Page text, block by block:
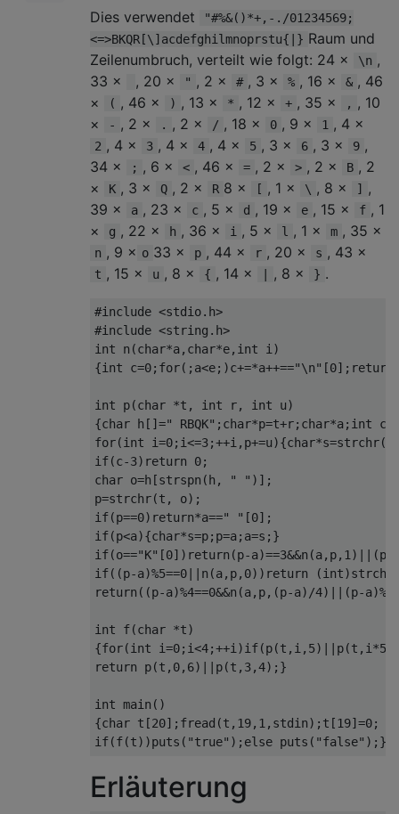
Dies verwendet
"#%&()*+,-./01234569;
<=>BKQR[\]acdefghilmnoprstu{|} Raum und
Zeilenumbruch, verteilt wie folgt: 24 ×
\n ,
33 ×
, 20 × " , 2 × # , 3 × % , 16 × & , 46
×
( , 46 × ) , 13 × * , 12 × + , 35 × , , 10
×
- , 2 × . , 2 × / , 18 × 0 , 9 × 1 , 4 ×
2 , 4 × 3 , 4 × 4 , 4 × 5 , 3 × 6 , 3 × 9 ,
34 ×
; , 6 × < , 46 × = , 2 × > , 2 × B , 2
×
K , 3 × Q , 2 × R 8 × [ , 1 × \ , 8 × ]
,
39 ×
a , 23 × c , 5 × d , 19 × e , 15 × f , 1
×
g , 22 × h , 36 × i , 5 × l , 1 × m , 35 ×
n , 9 × o 33 × p , 44 × r , 20 × s , 43 ×
t , 15 × u , 8 × { , 14 × , 8 × } .
#include <stdio.h>
#include <string.h>
int n (char*a, char*e, int i )
{int c=0; for(; a<e;)c+=*a++=="\n" [0]; return
int p(char *t , int r, int u)
{char h []=" RBQK" ; char*p=t+r; char*a; int c
for(int i=0; i<=3;++i , p+=u){char*s=strchr(
if(c-3) return 0;
char o=h [strspn ( h , " " )];
p=strchr(t , o);
if(p==0) return*a==" " [0];
if(p<a){char*s=p; p=a; a=s ;}
if(o=="K" [0]) return (p-a)==3&&n (a, p, 1 )||(p
if((p-a)%5==0 n (a, p, 0)) return (int)strchr
return ((p-a)%4==0&&n (a, p,(p-a)/4)||(p-a)%
int f(char *t)
{for(int i=0; i<4;++i )if(p(t , i , 5)|| p(t , i *5
return p(t , 0, 6)|| p(t , 3,4);}
int main ()
{char t [20]; fread (t , 19, 1 , stdin); t [19]=0;
if(f(t))puts ( "true" ); else puts ( "false" );}
Erläuterung